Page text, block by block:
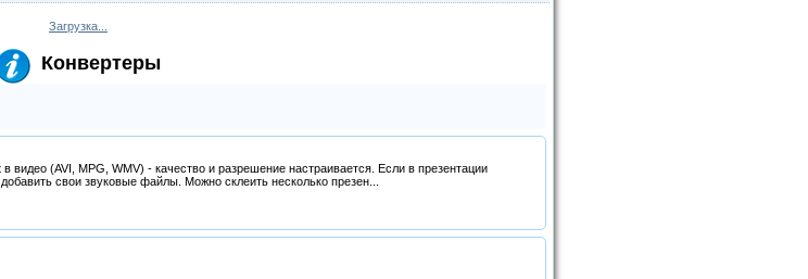
Загрузка...
Конвертеры
видео (AVI, MPG, WMV) - качество и разрешение настраивается. Если в презентации
свои звуковые файлы. Можно склеить несколько презен...